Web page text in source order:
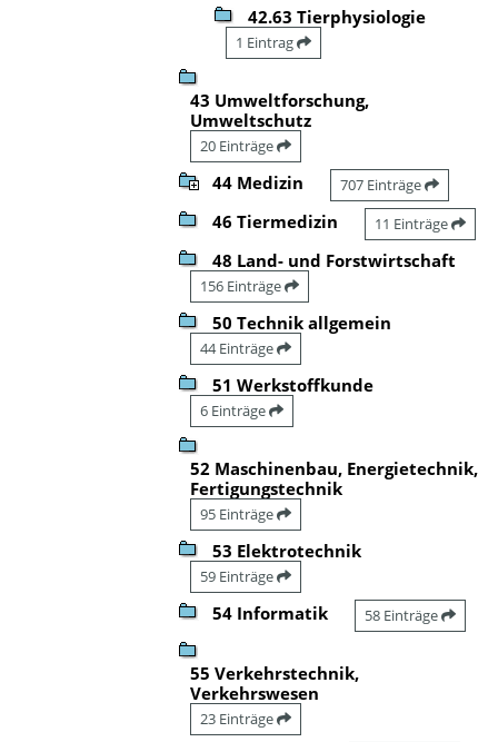
42.63 Tierphysiologie
1 Eintrag
43 Umweltforschung,
Umweltschutz
20 Einträge
44 Medizin 707 Einträge
46 Tiermedizin 11 Einträge
48 Land- und Forstwirtschaft
156 Einträge
50 Technik allgemein
44 Einträge
51 Werkstoffkunde
6 Einträge
52 Maschinenbau, Energietechnik,
Fertigungstechnik
95 Einträge
53 Elektrotechnik
59 Einträge
54 Informatik 58 Einträge
55 Verkehrstechnik,
Verkehrswesen
23 Einträge